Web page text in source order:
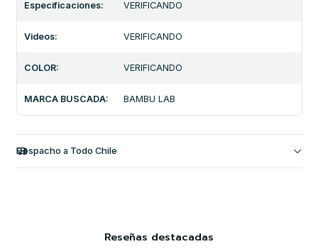
Especificaciones: VERIFICANDO
Videos: VERIFICANDO
COLOR: VERIFICANDO
MARCA BUSCADA: BAMBU LAB
Despacho a Todo Chile
Reseñas destacadas